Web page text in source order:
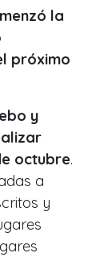
la
próximo
y
octubre.
a
y